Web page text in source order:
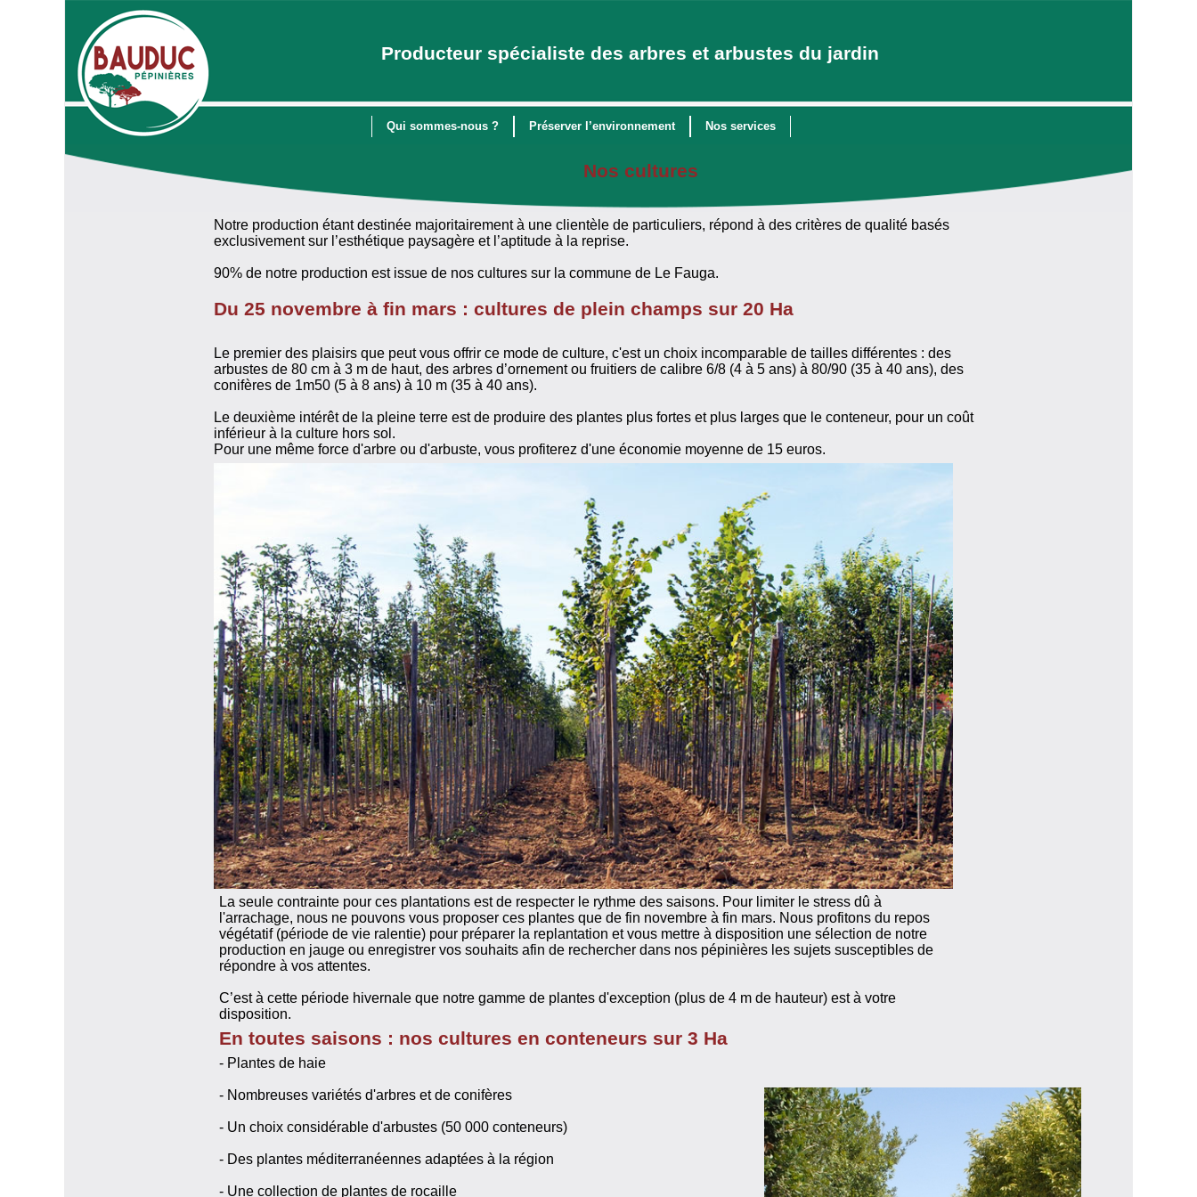
Notre production étant destinée majoritairement à une clientèle de particuliers, répond à des critères de qualité basés
exclusivement sur l’esthétique paysagère et l’aptitude à la reprise.
90% de notre production est issue de nos cultures sur la commune de Le Fauga.
Du 25 novembre à fin mars : cultures de plein champs sur 20 Ha
Le premier des plaisirs que peut vous offrir ce mode de culture, c'est un choix incomparable de tailles différentes : des
arbustes de 80 cm à 3 m de haut, des arbres d’ornement ou fruitiers de calibre 6/8 (4 à 5 ans) à 80/90 (35 à 40 ans), des
conifères de 1m50 (5 à 8 ans) à 10 m (35 à 40 ans).
Le deuxième intérêt de la pleine terre est de produire des plantes plus fortes et plus larges que le conteneur, pour un coût
inférieur à la culture hors sol.
Pour une même force d'arbre ou d'arbuste, vous profiterez d'une économie moyenne de 15 euros.
La seule contrainte pour ces plantations est de respecter le rythme des saisons. Pour limiter le stress dû à
l'arrachage, nous ne pouvons vous proposer ces plantes que de fin novembre à fin mars. Nous profitons du repos
végétatif (période de vie ralentie) pour préparer la replantation et vous mettre à disposition une sélection de notre
production en jauge ou enregistrer vos souhaits afin de rechercher dans nos pépinières les sujets susceptibles de
répondre à vos attentes.
C’est à cette période hivernale que notre gamme de plantes d'exception (plus de 4 m de hauteur) est à votre
disposition.
En toutes saisons : nos cultures en conteneurs sur 3 Ha
- Plantes de haie
- Nombreuses variétés d'arbres et de conifères
- Un choix considérable d'arbustes (50 000 conteneurs)
- Des plantes méditerranéennes adaptées à la région
- Une collection de plantes de rocaille
Producteur spécialiste des arbres et arbustes du jardin
Nos cultures
Qui sommes-nous ? Préserver l’environnement Nos services